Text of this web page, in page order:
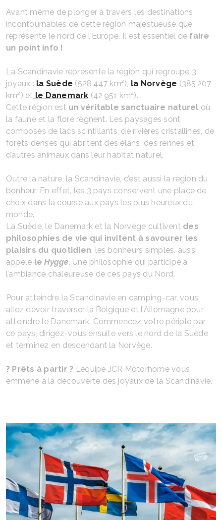
Avant même de plonger à travers les destinations
incontournables de cette région majestueuse que
représente le nord de l’Europe. Il est essentiel de faire
un point info !
La Scandinavie représente la région qui regroupe 3
joyaux : la Suède (528 447 km²), la Norvège (385 207
km²) et le Danemark (42 951 km²).
Cette région est un véritable sanctuaire naturel où
la faune et la flore règnent. Les paysages sont
composés de lacs scintillants, de rivières cristallines, de
forêts denses qui abritent des élans, des rennes et
d’autres animaux dans leur habitat naturel.
Outre la nature, la Scandinavie, c’est aussi la région du
bonheur. En effet, les 3 pays conservent une place de
choix dans la course aux pays les plus heureux du
monde.
La Suède, le Danemark et la Norvège cultivent des
philosophies de vie qui invitent à savourer les
plaisirs du quotidien, les bonheurs simples, aussi
appelé leHygge. Une philosophie qui participe à
l’ambiance chaleureuse de ces pays du Nord.
Pour atteindre la Scandinavie en camping-car, vous
allez devoir traverser la Belgique et l’Allemagne pour
atteindre le Danemark. Commencez votre périple par
ce pays, dirigez-vous ensuite vers le nord de la Suède
et terminez en descendant la Norvège.
? Prêts à partir ? L’équipe JCR Motorhome vous
emmène à la découverte des joyaux de la Scandinavie.